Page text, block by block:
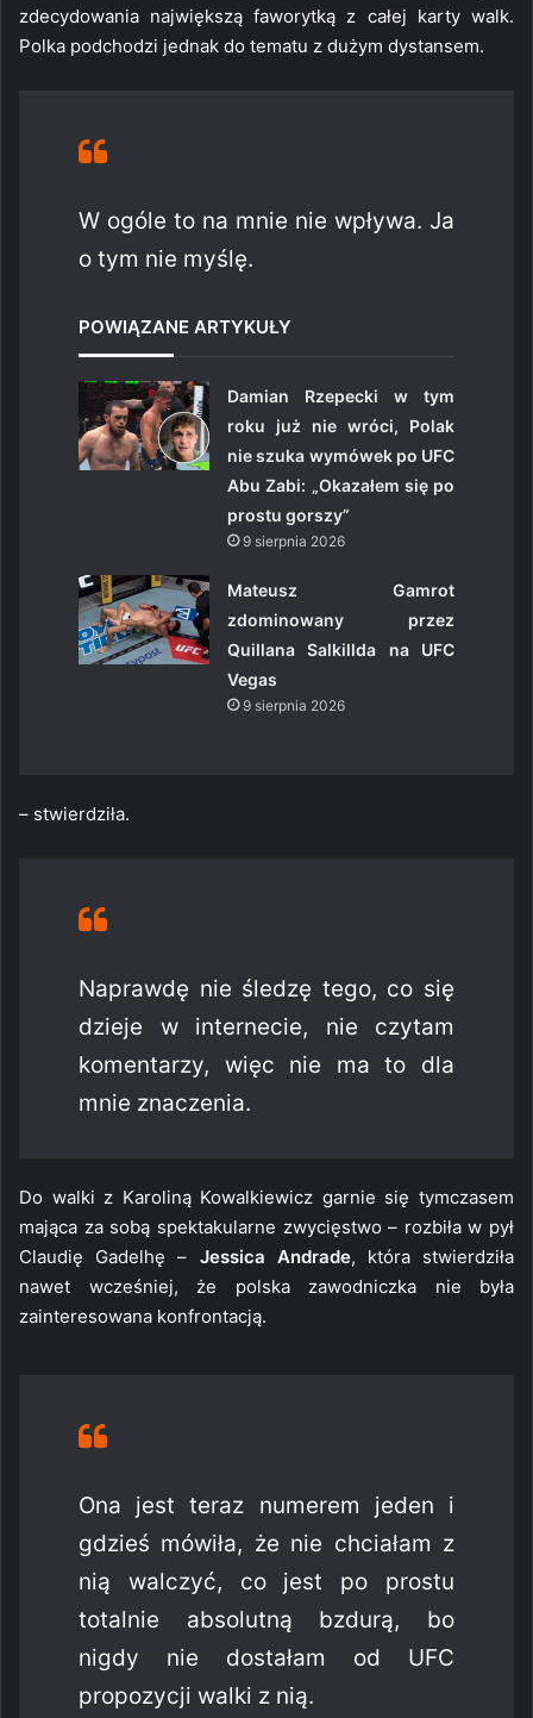
zdecydowania największą faworytką z całej karty walk.
Polka podchodzi jednak do tematu z dużym dystansem.
W ogóle to na mnie nie wpływa. Ja
o tym nie myślę.
POWIĄZANE ARTYKUŁY
Damian Rzepecki w tym
roku już nie wróci, Polak
nie szuka wymówek po UFC
Abu Zabi: „Okazałem się po
prostu gorszy”
9 sierpnia 2026
Mateusz Gamrot
zdominowany przez
Quillana Salkillda na UFC
Vegas
9 sierpnia 2026
– stwierdziła.
Naprawdę nie śledzę tego, co się
dzieje w internecie, nie czytam
komentarzy, więc nie ma to dla
mnie znaczenia.
Do walki z Karoliną Kowalkiewicz garnie się tymczasem
mająca za sobą spektakularne zwycięstwo – rozbiła w pył
Claudię Gadelhę – Jessica Andrade, która stwierdziła
nawet wcześniej, że polska zawodniczka nie była
zainteresowana konfrontacją.
Ona jest teraz numerem jeden i
gdzieś mówiła, że nie chciałam z
nią walczyć, co jest po prostu
totalnie absolutną bzdurą, bo
nigdy nie dostałam od UFC
propozycji walki z nią.